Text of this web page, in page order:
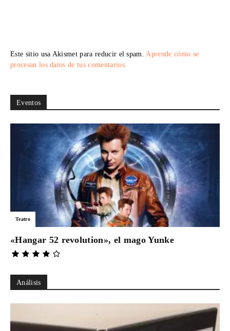
Este sitio usa Akismet para reducir el spam.Aprende cómo se
procesan los datos de tus comentarios.
Eventos
Teatro
«Hangar 52 revolution», el mago Yunke
Análisis